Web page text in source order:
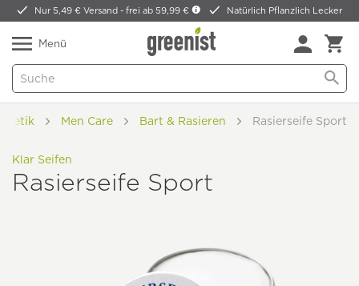
Nur 5,49 € Versand -frei ab 59,99 € Natürlich Pflanzlich Lecker
Menü
Men Care Bart & Rasieren Rasierseife Sport
Klar Seifen
Rasierseife Sport